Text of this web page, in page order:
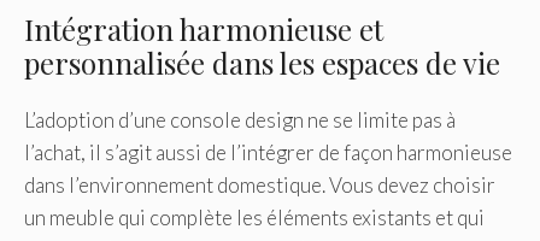
Intégration harmonieuse et
personnalisée dans les espaces de vie
L’adoption d’une console design ne se limite pas à
l’achat, il s’agit aussi de l’intégrer de façon harmonieuse
dans l’environnement domestique. Vous devez choisir
un meuble qui complète les éléments existants et qui